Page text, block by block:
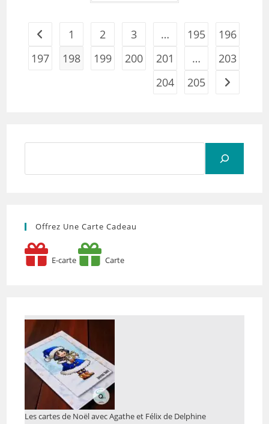
1 2 3 … 195
196
197
198 199 200 201 …
203
204
205
Offrez Une Carte Cadeau
E-carte Carte
Les cartes de Noël avec Agathe et Félix de Delphine